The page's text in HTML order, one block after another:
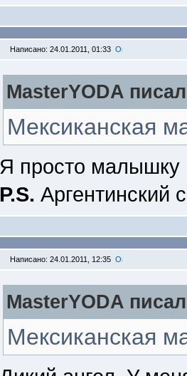
Написано: 24.01.2011, 01:33
MasterYODA
Мексиканская
Я просто
P.S. Аргентинский
Написано: 24.01.2011, 12:35
MasterYODA
Мексиканская